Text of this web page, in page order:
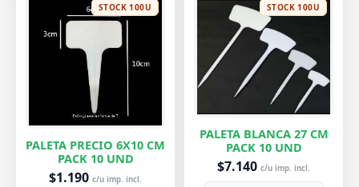
STOCK 100U
PALETA PRECIO 6X10 CM
PACK 10 UND
$1.190 c/u imp. incl.
STOCK 100U
PALETA BLANCA 27 CM
PACK 10 UND
$7.140 c/u imp. incl.